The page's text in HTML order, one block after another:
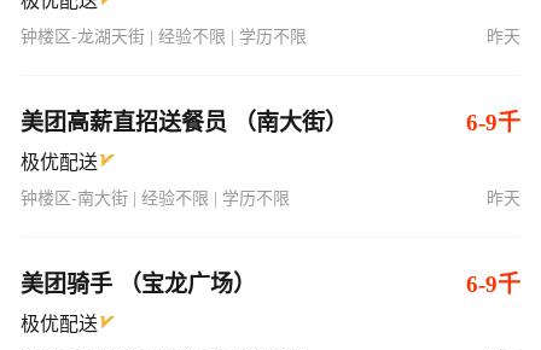
钟楼区-龙湖天街 | 经验不限 | 学历不限 昨天
美团高薪直招送餐员 （南大街） 6-9千
极优配送
钟楼区-南大街 | 经验不限 | 学历不限 昨天
美团骑手 （宝龙广场） 6-9千
极优配送